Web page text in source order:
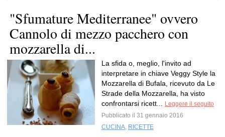
"Sfumature Mediterranee" ovvero
Cannolo di mezzo pacchero con
mozzarella di...
La sfida o, meglio, l'invito ad
interpretare in chiave Veggy Style la
Mozzarella di Bufala, ricevuto da Le
Strade della Mozzarella, ha visto
confrontarsi ricett...
Leggere il seguito
Pubblicato il 31 gennaio 2016
CUCINA, RICETTE